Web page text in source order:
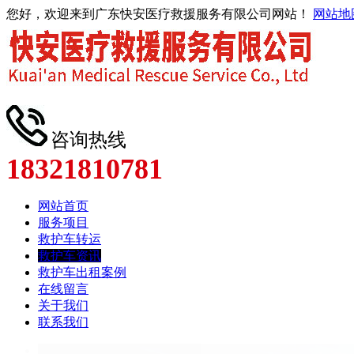
您好，欢迎来到广东快安医疗救援服务有限公司网站！ 网站地
咨询热线
18321810781
网站首页
服务项目
救护车转运
救护车资讯
救护车出租案例
在线留言
关于我们
联系我们